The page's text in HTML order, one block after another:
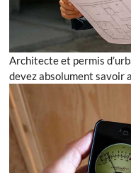
Architecte et permis
devez absolument savoir